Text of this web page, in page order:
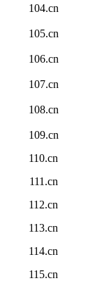
104.cn
105.cn
106.cn
107.cn
108.cn
109.cn
110.cn
111.cn
112.cn
113.cn
114.cn
115.cn